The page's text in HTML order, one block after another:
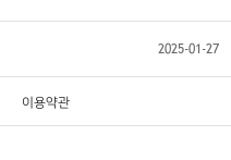
2025-01-27
이용약관